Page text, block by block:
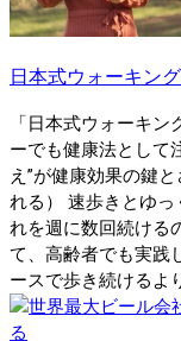
日本式ウォーキン
「日本式ウォーキ
ーでも健康法として
え”が健康効果の鍵
れる） 速歩きとゆっ
れを週に数回続ける
て、高齢者でも実践
ースで歩き続けるよ